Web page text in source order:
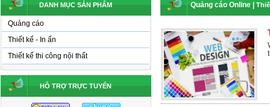
DANH MỤC SẢN PHẨM
Quảng cáo
Thiết kế - In ấn
Thiết kế thi công nội thất
HỖ TRỢ TRỰC TUYẾN
Quảng cáo Online